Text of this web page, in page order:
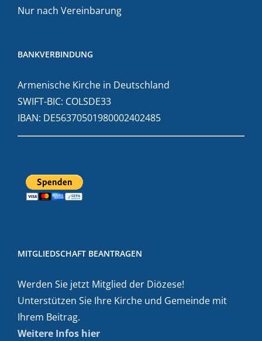
Nur nach Vereinbarung
BANKVERBINDUNG
Armenische Kirche in Deutschland
SWIFT-BIC: COLSDE33
IBAN: DE56370501980002402485
MITGLIEDSCHAFT BEANTRAGEN
Werden Sie jetzt Mitglied der Diözese!
Unterstützen Sie Ihre Kirche und Gemeinde mit
Ihrem Beitrag.
Weitere Infos hier